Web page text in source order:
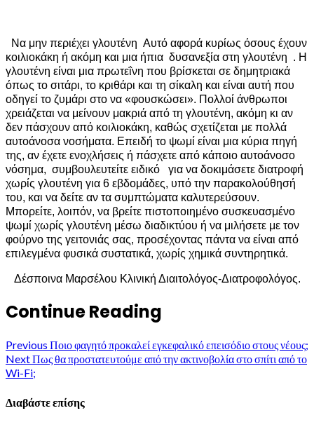
Να μην περιέχει γλουτένη Αυτό αφορά κυρίως όσους έχουν
κοιλιοκάκη ή ακόμη και μια ήπια δυσανεξία στη γλουτένη . Η
γλουτένη είναι μια πρωτεΐνη που βρίσκεται σε δημητριακά
όπως το σιτάρι, το κριθάρι και τη σίκαλη και είναι αυτή που
οδηγεί το ζυμάρι στο να «φουσκώσει». Πολλοί άνθρωποι
χρειάζεται να μείνουν μακριά από τη γλουτένη, ακόμη κι αν
δεν πάσχουν από κοιλιοκάκη, καθώς σχετίζεται με πολλά
αυτοάνοσα νοσήματα. Επειδή το ψωμί είναι μια κύρια πηγή
της, αν έχετε ενοχλήσεις ή πάσχετε από κάποιο αυτοάνοσο
νόσημα, συμβουλευτείτε ειδικό για να δοκιμάσετε διατροφή
χωρίς γλουτένη για 6 εβδομάδες, υπό την παρακολούθησή
του, και να δείτε αν τα συμπτώματα καλυτερεύσουν.
Μπορείτε, λοιπόν, να βρείτε πιστοποιημένο συσκευασμένο
ψωμί χωρίς γλουτένη μέσω διαδικτύου ή να μιλήσετε με τον
φούρνο της γειτονιάς σας, προσέχοντας πάντα να είναι από
επιλεγμένα φυσικά συστατικά, χωρίς χημικά συντηρητικά.
Δέσποινα Μαρσέλου Κλινική Διαιτολόγος-Διατροφολόγος.
Continue Reading
Previous Ποιο φαγητό προκαλεί εγκεφαλικό επεισόδιο στους νέους;
NextΠως θα προστατευτούμε από την ακτινοβολία στο σπίτι από το
Wi-Fi;
Διαβάστε επίσης